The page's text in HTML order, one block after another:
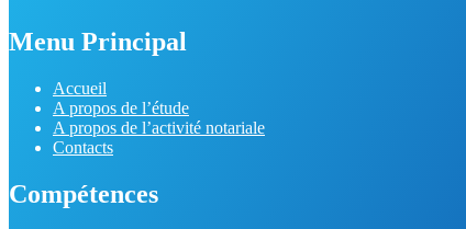
Menu Principal
Accueil
A propos de l’étude
A propos de l’activité notariale
Contacts
Compétences